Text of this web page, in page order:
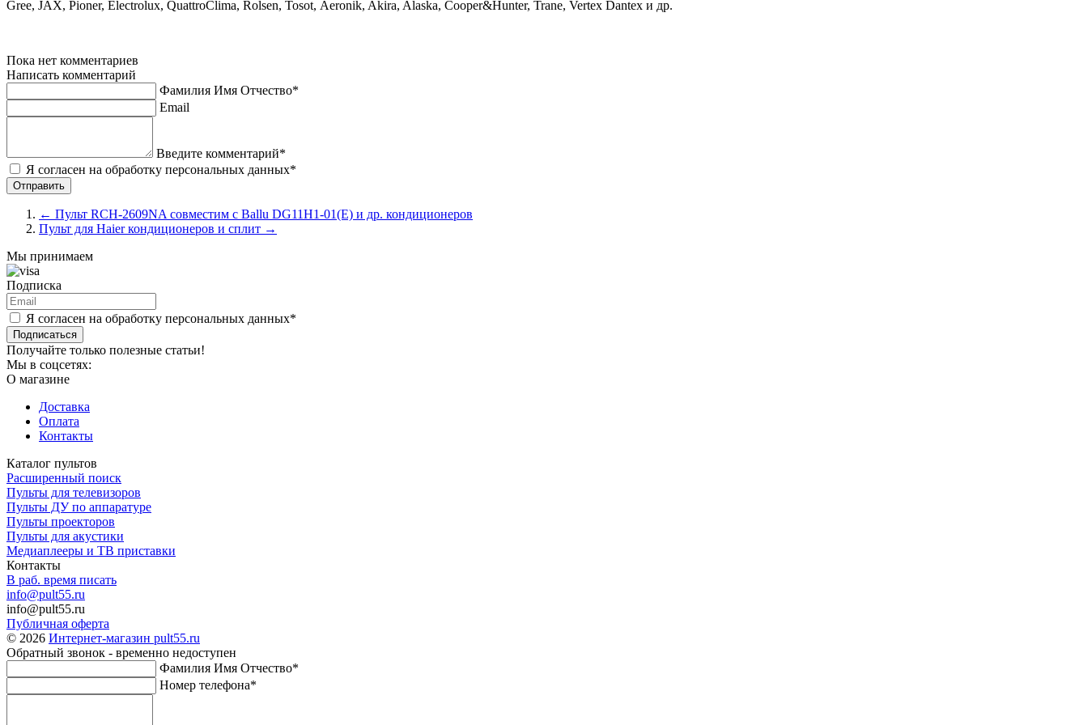
Gree, JAX, Pioner, Electrolux, QuattroClima, Rolsen, Tosot, Aeronik, Akira, Alaska, Cooper&Hunter, Trane, Vertex Dantex и др.
Пока нет комментариев
Написать комментарий
Фамилия Имя Отчество*
Email
Введите комментарий*
Я согласен на обработку персональных данных*
← Пульт RCH-2609NA cовместим с Ballu DG11H1-01(E) и др. кондиционеров
Пульт для Haier кондиционеров и сплит →
Мы принимаем
Подписка
Я согласен на обработку персональных данных*
Подписаться
Получайте только полезные статьи!
Мы в соцсетях:
О магазине
Доставка
Оплата
Контакты
Каталог пультов
Расширенный поиск
Пульты для телевизоров
Пульты ДУ по аппаратуре
Пульты проекторов
Пульты для акустики
Медиаплееры и ТВ приставки
Контакты
В раб. время писать
info@pult55.ru
info@pult55.ru
Публичная оферта
© 2026 Интернет-магазин pult55.ru
Обратный звонок - временно недоступен
Фамилия Имя Отчество*
Номер телефона*